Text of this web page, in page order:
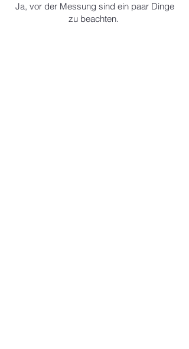
Ja, vor der Messung sind ein paar Dinge
zu beachten.